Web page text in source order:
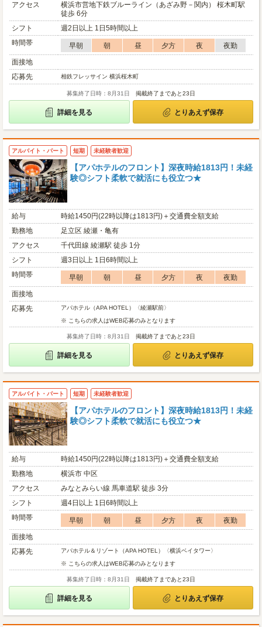
アクセス
横浜市営地下鉄ブルーライン（あざみ野－関内） 桜木町駅
徒歩 6分
シフト
週2日以上 1日5時間以上
時間帯
早朝 朝 昼 夕方 夜
夜勤
面接地
応募先
相鉄フレッサイン 横浜桜木町
募集終了日時：8月31日 掲載終了まであと23日
詳細を見る とりあえず保存
アルバイト・パート 短期 未経験者歓迎
【アパホテルのフロント】深夜時給1813円！未経
験◎シフト柔軟で就活にも役立つ★
給与
時給1450円(22時以降は1813円)＋交通費全額支給
勤務地
足立区 綾瀬・亀有
アクセス
千代田線 綾瀬駅 徒歩 1分
シフト
週3日以上 1日6時間以上
時間帯
早朝 朝 昼 夕方 夜
夜勤
面接地
応募先
アパホテル（APA HOTEL）〈綾瀬駅前〉
※ こちらの求人はWEB応募のみとなります
募集終了日時：8月31日 掲載終了まであと23日
詳細を見る とりあえず保存
アルバイト・パート 短期 未経験者歓迎
【アパホテルのフロント】深夜時給1813円！未経
験◎シフト柔軟で就活にも役立つ★
給与
時給1450円(22時以降は1813円)＋交通費全額支給
勤務地
横浜市 中区
アクセス
みなとみらい線 馬車道駅 徒歩 3分
シフト
週4日以上 1日6時間以上
時間帯
早朝 朝 昼 夕方 夜
夜勤
面接地
応募先
アパホテル＆リゾート（APA HOTEL）〈横浜ベイタワー〉
※ こちらの求人はWEB応募のみとなります
募集終了日時：8月31日 掲載終了まであと23日
詳細を見る とりあえず保存